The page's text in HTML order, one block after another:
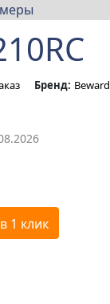
Бренд: Beward
1 клик